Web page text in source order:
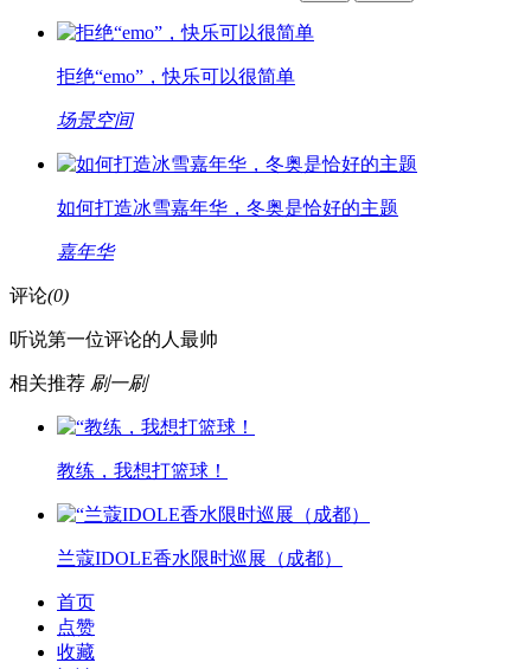
拒绝“emo”，快乐可以很简单
场景空间
如何打造冰雪嘉年华，冬奥是恰好的主题
嘉年华
评论(0)
听说第一位评论的人最帅
相关推荐 刷一刷
教练，我想打篮球！
兰蔻IDOLE香水限时巡展（成都）
首页
点赞
收藏